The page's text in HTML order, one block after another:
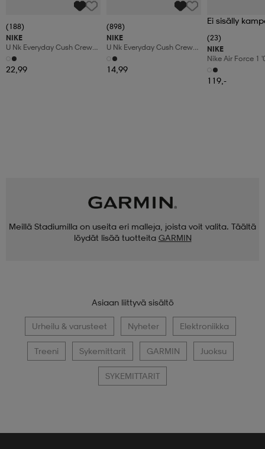
(188)
NIKE
U Nk Everyday Cush Crew
6pr-Bd
22,99
(898)
NIKE
U Nk Everyday Cush Crew
3pr
14,99
Ei sisälly
(23)
NIKE
Nike Air Force 1
Shoes
119,-
Meillä Stadiumilla on useita eri malleja, joista voit valita. Täältä
löydät lisää tuotteita GARMIN
Asiaan liittyvä sisältö
Urheilu & varusteet Nyheter Elektroniikka
Treeni Sykemittarit GARMIN Juoksu
SYKEMITTARIT